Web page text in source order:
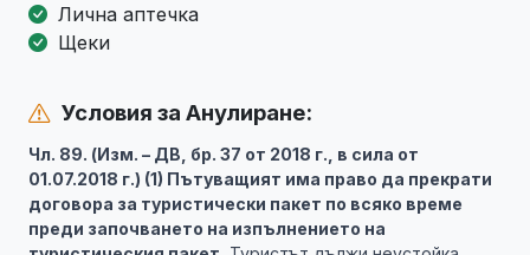
Лична аптечка
Щеки
Условия за Анулиране:
Чл. 89. (Изм. – ДВ, бр. 37 от 2018 г., в сила от
01.07.2018 г.) (1) Пътуващият има право да прекрати
договора за туристически пакет по всяко време
преди започването на изпълнението на